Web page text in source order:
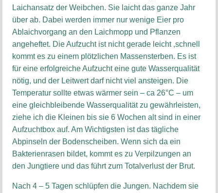
Laichansatz der Weibchen. Sie laicht das ganze Jahr
über ab. Dabei werden immer nur wenige Eier pro
Ablaichvorgang an den Laichmopp und Pflanzen
angeheftet. Die Aufzucht ist nicht gerade leicht ,schnell
kommt es zu einem plötzlichen Massensterben. Es ist
für eine erfolgreiche Aufzucht eine gute Wasserqualität
nötig, und der Leitwert darf nicht viel ansteigen. Die
Temperatur sollte etwas wärmer sein – ca 26°C – um
eine gleichbleibende Wasserqualität zu gewährleisten,
ziehe ich die Kleinen bis sie 6 Wochen alt sind in einer
Aufzuchtbox auf. Am Wichtigsten ist das tägliche
Abpinseln der Bodenscheiben. Wenn sich da ein
Bakterienrasen bildet, kommt es zu Verpilzungen an
den Jungtiere und das führt zum Totalverlust der Brut.
Nach 4 – 5 Tagen schlüpfen die Jungen. Nachdem sie